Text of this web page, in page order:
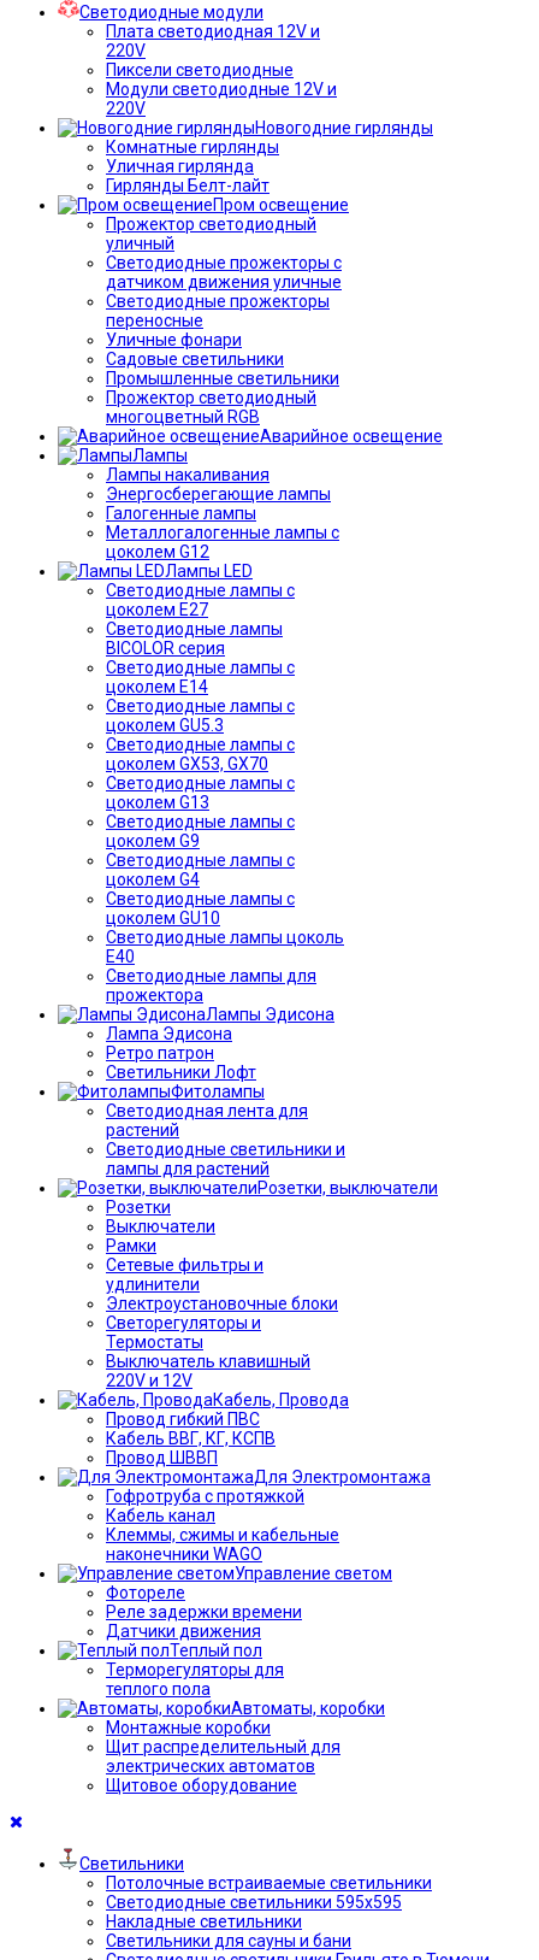
Светодиодные модули
Плата светодиодная 12V и
220V
Пиксели светодиодные
Модули светодиодные 12V и
220V
Новогодние гирлянды
Комнатные гирлянды
Уличная гирлянда
Гирлянды Белт-лайт
Пром освещение
Прожектор светодиодный
уличный
Светодиодные прожекторы с
датчиком движения уличные
Светодиодные прожекторы
переносные
Уличные фонари
Садовые светильники
Промышленные светильники
Прожектор светодиодный
многоцветный RGB
Аварийное освещение
Лампы
Лампы накаливания
Энергосберегающие лампы
Галогенные лампы
Металлогалогенные лампы с
цоколем G12
Лампы LED
Светодиодные лампы с
цоколем E27
Светодиодные лампы
BICOLOR серия
Светодиодные лампы с
цоколем E14
Светодиодные лампы с
цоколем GU5.3
Светодиодные лампы с
цоколем GX53, GX70
Светодиодные лампы с
цоколем G13
Светодиодные лампы с
цоколем G9
Светодиодные лампы с
цоколем G4
Светодиодные лампы с
цоколем GU10
Светодиодные лампы цоколь
Е40
Светодиодные лампы для
прожектора
Лампы Эдисона
Лампа Эдисона
Ретро патрон
Светильники Лофт
Фитолампы
Светодиодная лента для
растений
Светодиодные светильники и
лампы для растений
Розетки, выключатели
Розетки
Выключатели
Рамки
Сетевые фильтры и
удлинители
Электроустановочные блоки
Светорегуляторы и
Термостаты
Выключатель клавишный
220V и 12V
Кабель, Провода
Провод гибкий ПВС
Кабель ВВГ, КГ, КСПВ
Провод ШВВП
Для Электромонтажа
Гофротруба с протяжкой
Кабель канал
Клеммы, сжимы и кабельные
наконечники WAGO
Управление светом
Фотореле
Реле задержки времени
Датчики движения
Теплый пол
Терморегуляторы для
теплого пола
Автоматы, коробки
Монтажные коробки
Щит распределительный для
электрических автоматов
Щитовое оборудование
Светильники
Потолочные встраиваемые светильники
Светодиодные светильники 595х595
Накладные светильники
Светильники для сауны и бани